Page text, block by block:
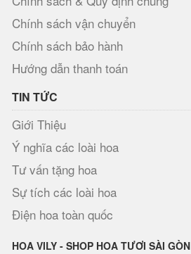
Chính sách vận chuyển
Chính sách bảo hành
Hướng dẫn thanh toán
TIN TỨC
Giới Thiệu
Ý nghĩa các loài hoa
Tư vấn tặng hoa
Sự tích các loài hoa
Điện hoa toàn quốc
HOA VILY - SHOP HOA TƯƠI SÀI GÒN